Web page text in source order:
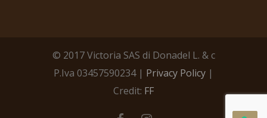
© 2017 Victoria SAS di Donadel L. & c
P.Iva 03457590234 | Privacy Policy |
Credit: FF